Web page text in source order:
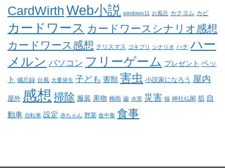
CardWirthWeb小説 windows11 お風呂 カクヨム カビ
カードワース カードワースシナリオ感想
カードワース感想 クリスマス ゴキブリ シナリオ ハチ ハー
メルン パソコン フリーゲーム プレゼント ペッ
ト 備忘録 台風 大量発生 子ども 害獣 害虫 小説家になろう 屋内
屋外 感想 掃除 服装 果物 梅雨 歯 水害 災害 猫 神社仏閣 肌 自
動車 自転車 設定 赤ちゃん 野菜 食中毒 食事